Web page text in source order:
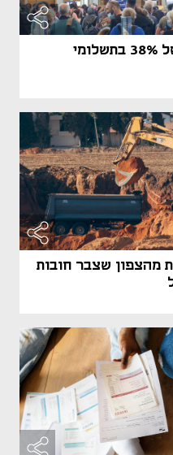
עוצרים את החובות: זינוק של 38% בתשלומי
מהצפון שצבר חובות